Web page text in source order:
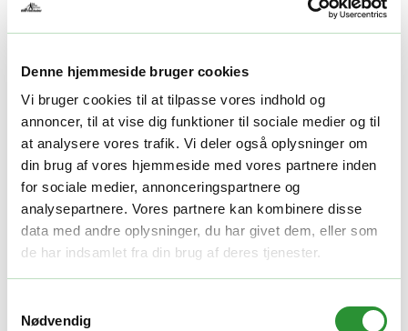
Denne hjemmeside bruger cookies
Vi bruger cookies til at tilpasse vores indhold og
annoncer, til at vise dig funktioner til sociale medier og til
at analysere vores trafik. Vi deler også oplysninger om
din brug af vores hjemmeside med vores partnere inden
for sociale medier, annonceringspartnere og
analysepartnere. Vores partnere kan kombinere disse
data med andre oplysninger, du har givet dem, eller som
de har indsamlet fra din brug af deres tjenester.
Nødvendig
+
Tilføj til kurv
Varenummer (SKU): AMP3800T Kategori:Tilbehør til
havetraktorer Tag:EGO Havetraktorer
Beskrivelse
Yderligere information